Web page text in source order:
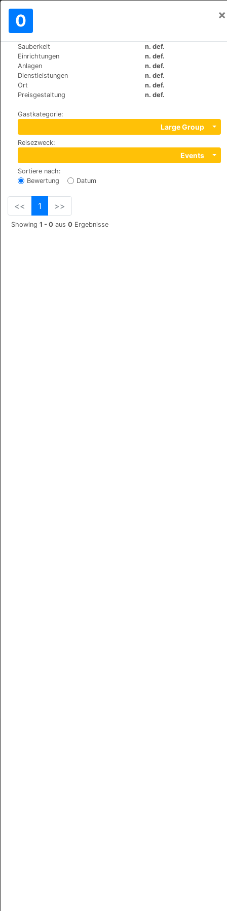
0 ×
Sauberkeit
n. def.
Einrichtungen
n. def.
Anlagen
n. def.
Dienstleistungen
n. def.
Ort
n. def.
Preisgestaltung
n. def.
Gastkategorie:
Large Group
Reisezweck:
Events
Sortiere nach:
Bewertung
Datum
<< 1 >>
Showing 1 - 0 aus 0 Ergebnisse
Weltweit>Turkey
Kleopatra Suit
+90 (0)2425135219
Saray Mah. 912 Sok. No : 6 Alanya, 07400